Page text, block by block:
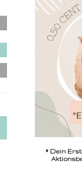
* Dein